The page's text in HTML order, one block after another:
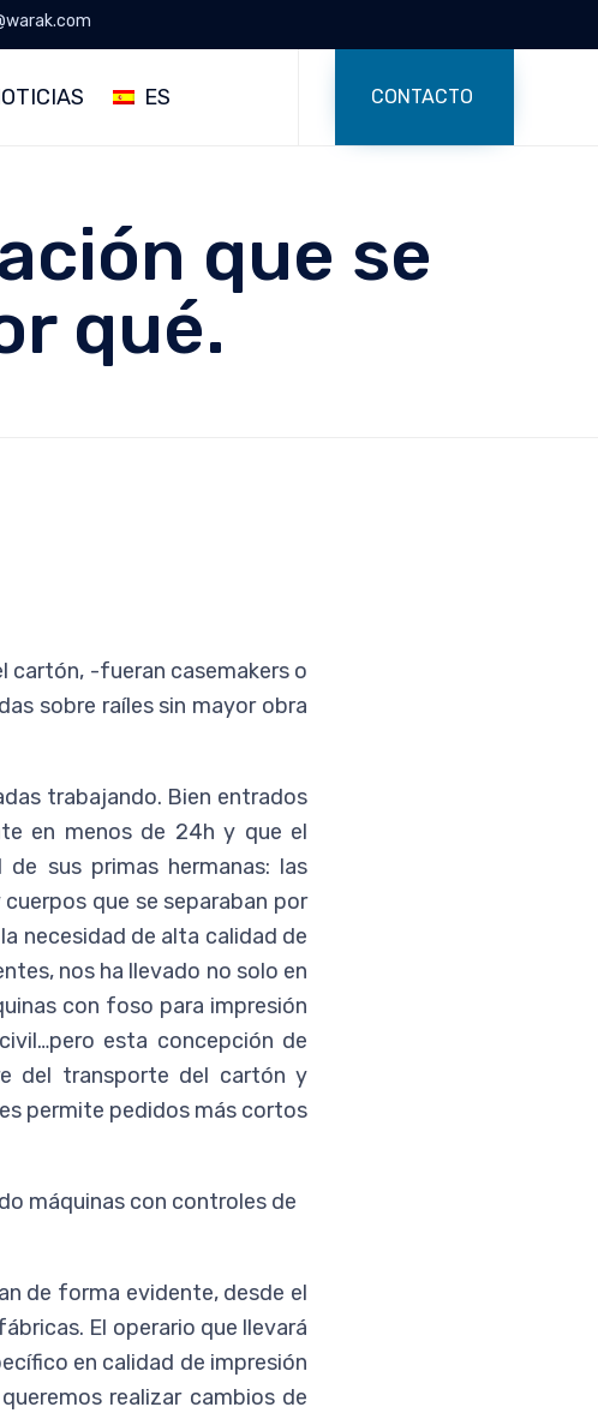
ES CONTACTO
que se
qué.
cartón, -fueran casemakers o
sobre raíles sin mayor obra
trabajando. Bien entrados
en menos de 24h y que el
sus primas hermanas: las
que se separaban por
necesidad de alta calidad de
nos ha llevado no solo en
con foso para impresión
esta concepción de
del transporte del cartón y
permite pedidos más cortos
máquinas con controles de
de forma evidente, desde el
El operario que llevará
en calidad de impresión
realizar cambios de